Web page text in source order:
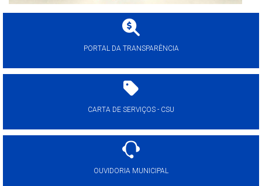
PORTAL DA TRANSPARÊNCIA
CARTA DE SERVIÇOS - CSU
OUVIDORIA MUNICIPAL